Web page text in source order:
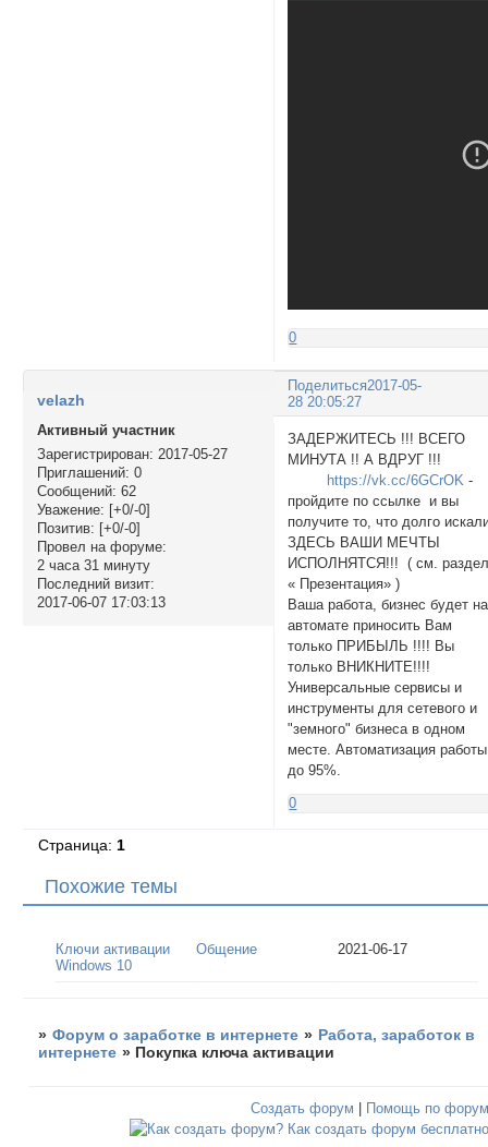
0
Поделиться2017-05-
28 20:05:27
velazh
Активный участник
Зарегистрирован: 2017-05-27
Приглашений: 0
Сообщений: 62
Уважение: [+0/-0]
Позитив: [+0/-0]
Провел на форуме:
2 часа 31 минуту
Последний визит:
2017-06-07 17:03:13
ЗАДЕРЖИТЕСЬ !!! ВСЕГО
МИНУТА !! А ВДРУГ !!!
https://vk.cc/6GCrOK -
пройдите по ссылке и вы
получите то, что долго
ЗДЕСЬ ВАШИ МЕЧТЫ
ИСПОЛНЯТСЯ!!! ( см.
« Презентация» )
Ваша работа, бизнес будет на
автомате приносить Вам
только ПРИБЫЛЬ !!!! Вы
только ВНИКНИТЕ!!!!
Универсальные сервисы и
инструменты для сетевого и
"земного" бизнеса в одном
месте. Автоматизация работы
до 95%.
0
Страница: 1
Похожие темы
Ключи активации
Windows 10
Общение 2021-06-17
» Форум о заработке в интернете » Работа, заработок в
интернете » Покупка ключа активации
Создать форум | Помощь по